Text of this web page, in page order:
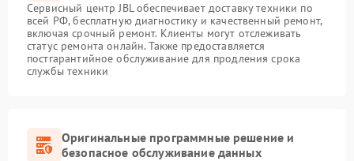
Сервисный центр JBL обеспечивает доставку техники по
всей РФ, бесплатную диагностику и качественный ремонт,
включая срочный ремонт. Клиенты могут отслеживать
статус ремонта онлайн. Также предоставляется
постгарантийное обслуживание для продления срока
службы техники
Оригинальные программные решение и
безопасное обслуживание данных